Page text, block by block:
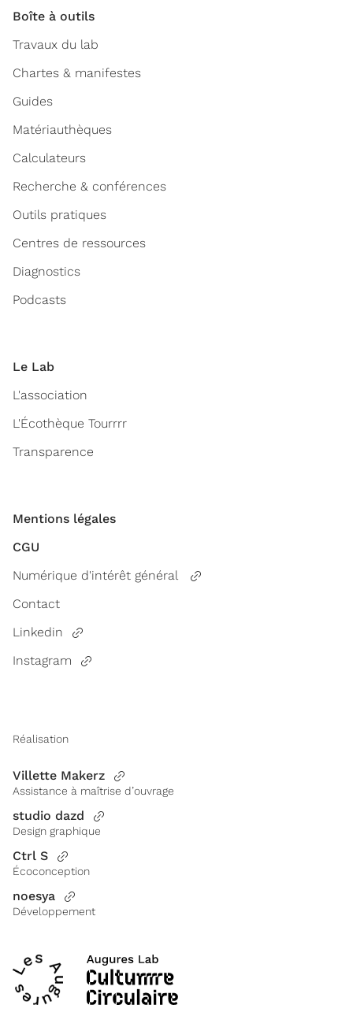
Boîte à outils
Travaux du lab
Chartes & manifestes
Guides
Matériauthèques
Calculateurs
Recherche & conférences
Outils pratiques
Centres de ressources
Diagnostics
Podcasts
Le Lab
L'association
L'Écothèque Tourrrr
Transparence
Mentions légales
CGU
Numérique d'intérêt général
Contact
Linkedin
Instagram
Réalisation
Villette Makerz
Assistance à maîtrise d’ouvrage
studio dazd
Design graphique
Ctrl S
Écoconception
noesya
Développement